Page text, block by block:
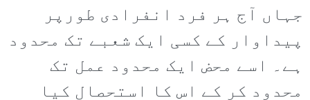
جہاں آج ہر فرد انفرادی طورپر
پیداوار کے کسی ایک شعبے تک محدود
ہے۔ اسے محض ایک محدود عمل تک
محدود کر کے اس کا استحصال کیا